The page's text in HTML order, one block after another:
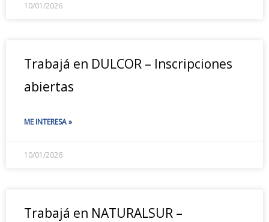
10/01/2026
Trabajá en DULCOR – Inscripciones
abiertas
ME INTERESA »
10/01/2026
Trabajá en NATURALSUR –